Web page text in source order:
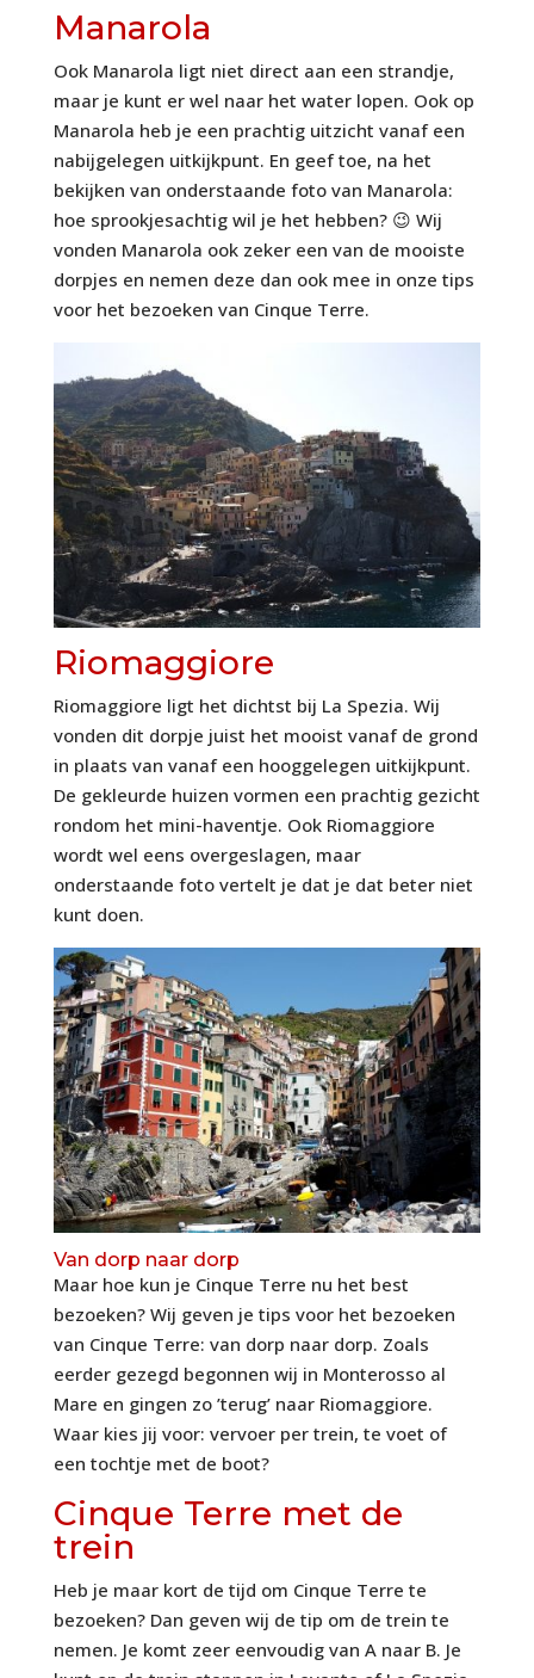
Manarola
Ook Manarola ligt niet direct aan een strandje,
maar je kunt er wel naar het water lopen. Ook op
Manarola heb je een prachtig uitzicht vanaf een
nabijgelegen uitkijkpunt. En geef toe, na het
bekijken van onderstaande foto van Manarola:
hoe sprookjesachtig wil je het hebben? 😉 Wij
vonden Manarola ook zeker een van de mooiste
dorpjes en nemen deze dan ook mee in onze tips
voor het bezoeken van Cinque Terre.
Riomaggiore
Riomaggiore ligt het dichtst bij La Spezia. Wij
vonden dit dorpje juist het mooist vanaf de grond
in plaats van vanaf een hooggelegen uitkijkpunt.
De gekleurde huizen vormen een prachtig gezicht
rondom het mini-haventje. Ook Riomaggiore
wordt wel eens overgeslagen, maar
onderstaande foto vertelt je dat je dat beter niet
kunt doen.
Van dorp naar dorp
Maar hoe kun je Cinque Terre nu het best
bezoeken? Wij geven je tips voor het bezoeken
van Cinque Terre: van dorp naar dorp. Zoals
eerder gezegd begonnen wij in Monterosso al
Mare en gingen zo ’terug’ naar Riomaggiore.
Waar kies jij voor: vervoer per trein, te voet of
een tochtje met de boot?
Cinque Terre met de
trein
Heb je maar kort de tijd om Cinque Terre te
bezoeken? Dan geven wij de tip om de trein te
nemen. Je komt zeer eenvoudig van A naar B. Je